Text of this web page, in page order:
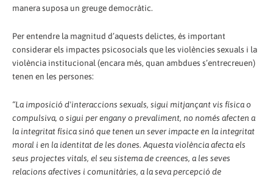
manera suposa un greuge democràtic.
Per entendre la magnitud d’aquests delictes, és important
considerar els impactes psicosocials que les violències sexuals i la
violència institucional (encara més, quan ambdues s’entrecreuen)
tenen en les persones:
“La imposició d'interaccions sexuals, sigui mitjançant vis física o
compulsiva, o sigui per engany o prevaliment, no només afecten a
la integritat física sinó que tenen un sever impacte en la integritat
moral i en la identitat de les dones. Aquesta violència afecta els
seus projectes vitals, el seu sistema de creences, a les seves
relacions afectives i comunitàries, a la seva percepció de